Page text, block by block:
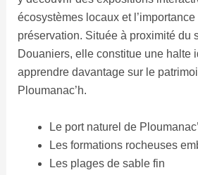
écosystèmes locaux et
préservation. Située à proximité du
Douaniers, elle constitue une halte
apprendre davantage sur le
Ploumanac’h.
Le port naturel de
Les formations rocheuses
Les plages de sable fin